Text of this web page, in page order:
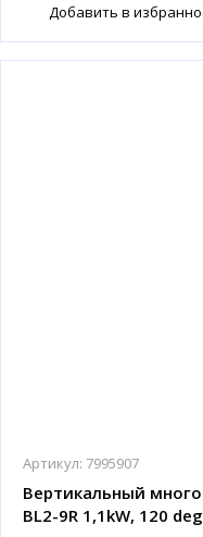
Добавить в
Артикул: 7995907
Вертикальный
BL2-9R 1,1kW, 120